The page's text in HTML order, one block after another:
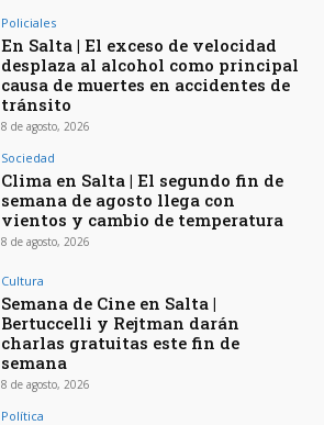
Policiales
En Salta | El exceso de velocidad
desplaza al alcohol como principal
causa de muertes en accidentes de
tránsito
8 de agosto, 2026
Sociedad
Clima en Salta | El segundo fin de
semana de agosto llega con
vientos y cambio de temperatura
8 de agosto, 2026
Cultura
Semana de Cine en Salta |
Bertuccelli y Rejtman darán
charlas gratuitas este fin de
semana
8 de agosto, 2026
Política